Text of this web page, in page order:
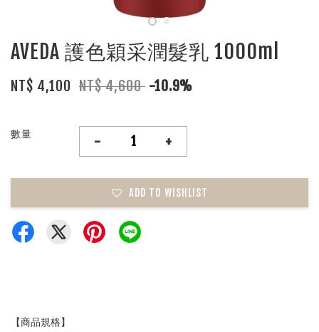
AVEDA 護色穎采潤髮乳 1000ml
NT$ 4,100 NT$ 4,600 -10.9%
數量 - +
ADD TO WISHLIST
【商品規格】